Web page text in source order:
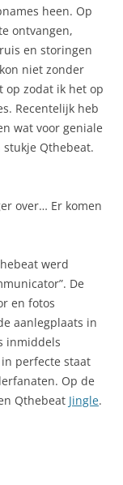
heen. Op
ontvangen,
en storingen
niet zonder
op zodat ik het op
Recentelijk heb
wat voor geniale
stukje Qthebeat.
over… Er komen
werd
De
en fotos
aanlegplaats in
inmiddels
perfecte staat
Op de
Qthebeat Jingle.